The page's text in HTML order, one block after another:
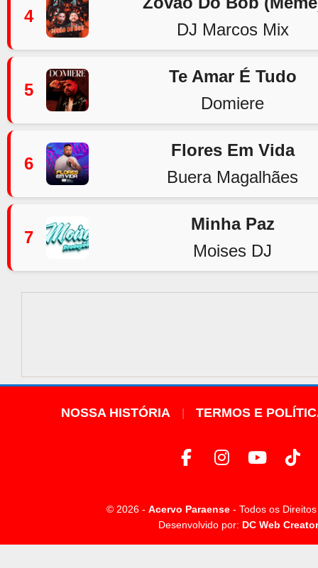
4
DJ Marcos Mix
5
Te Amar É Tudo
Domiere
6
Flores Em Vida
Buera Magalhães
7
Minha Paz
Moises DJ
NOSSA HISTÓRIA TERMOS E
© 2026 - Acervo Paraense - Todos os
Desenvolvido por: DC Web